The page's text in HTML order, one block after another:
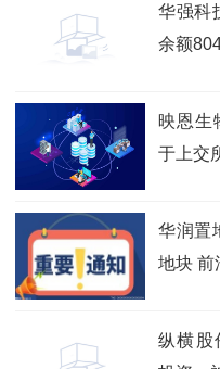
华强科
余额
映恩生
于上交
华润置
地块 前
纵横股